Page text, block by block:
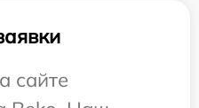
сайте